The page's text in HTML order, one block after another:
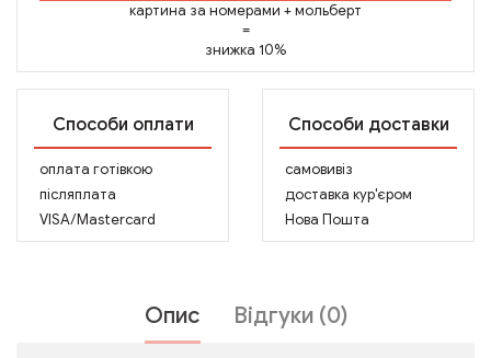
картина за номерами +мольберт
=
знижка 10%
Способи оплати
оплата готівкою
післяплата
VISA/Mastercard
Способи доставки
самовивіз
доставка кур'єром
Нова Пошта
Опис Відгуки (0)